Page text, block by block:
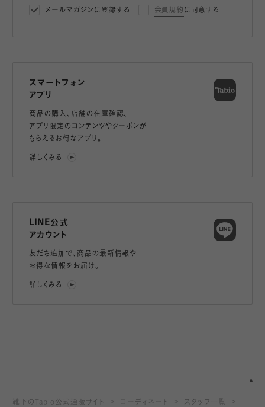
メールマガジンに登録する 会員規約 に同意する
スマートフォン
アプリ
商品の購入、店舗の在庫確認、
アプリ限定のコンテンツやクーポンが
もらえるお得なアプリ。
詳しくみる
LINE公式
アカウント
友だち追加で、 商品の最新情報や
お得な情報をお届け。
詳しくみる
靴下のTabio公式通販サイト コーディネート スタッフ一覧